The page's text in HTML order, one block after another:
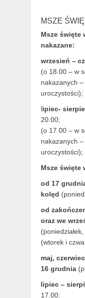
MSZE
Msze święte
nakazane:
wrzesień –
(o 18.00 – w
nakazanych
uroczystości);
lipiec-
20.00;
(o 17.00 – w
nakazanych
uroczystości);
Msze święte
od 17
kolęd
od
oraz we
(
(wtorek i
maj,
16 grudnia
lipiec –
17.00;